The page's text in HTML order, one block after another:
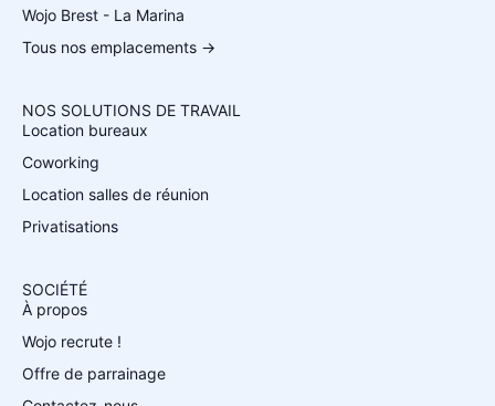
Wojo Brest - La Marina
Tous nos emplacements →
NOS SOLUTIONS DE TRAVAIL
Location bureaux
Coworking
Location salles de réunion
Privatisations
SOCIÉTÉ
À propos
Wojo recrute !
Offre de parrainage